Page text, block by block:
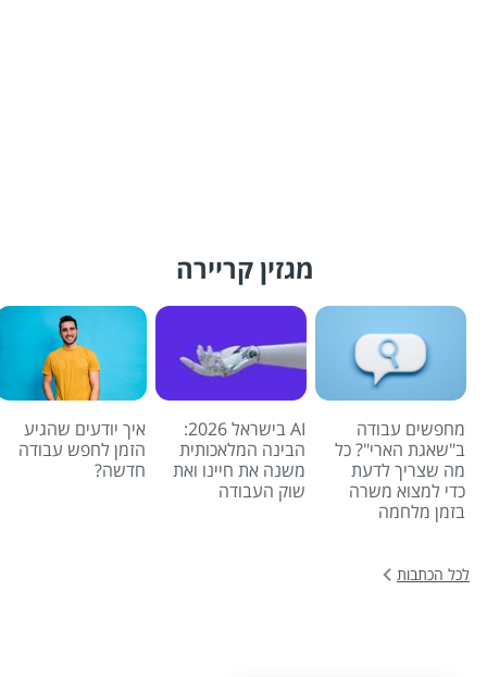
מגזין קריירה
מחפשים עבודה
ב"שאגת הארי"? כל
מה שצריך לדעת
כדי למצוא משרה
בזמן מלחמה
AI בישראל 2026:
הבינה המלאכותית
משנה את חיינו ואת
שוק העבודה
איך יודעים שהגיע
הזמן לחפש עבודה
חדשה?
לכל הכתבות